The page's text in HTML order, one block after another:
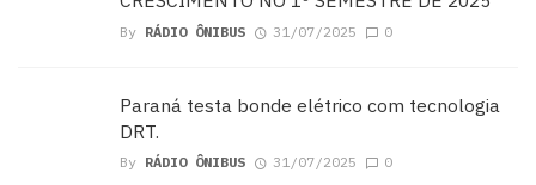
By RÁDIO ÔNIBUS 31/07/2025 0
Paraná testa bonde elétrico com tecnologia
DRT.
By RÁDIO ÔNIBUS 31/07/2025 0